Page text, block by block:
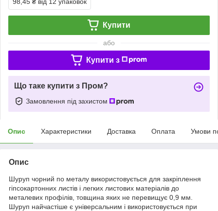
Купити
або
Купити з
Що таке купити з Пром?
Замовлення під захистом
Опис Характеристики Доставка Оплата Умови
Опис
Шуруп чорний по металу використовується для закріплення
гіпсокартонних листів і легких листових матеріалів до
металевих профілів, товщина яких не перевищує 0,9 мм.
Шуруп найчастіше є універсальним і використовується при